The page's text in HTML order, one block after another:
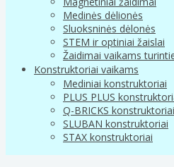
Medinės dėlionės
Sluoksninės dėlonės
STEM ir optiniai žaislai
Žaidimai vaikams
Konstruktoriai vaikams
Mediniai konstruktoriai
PLUS PLUS
Q-BRICKS konstruktoriai
SLUBAN konstruktoriai
STAX konstruktoriai